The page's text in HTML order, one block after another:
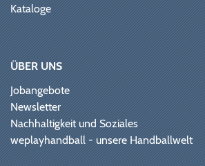
Kataloge
ÜBER UNS
Jobangebote
Newsletter
Nachhaltigkeit und Soziales
weplayhandball - unsere Handballwelt